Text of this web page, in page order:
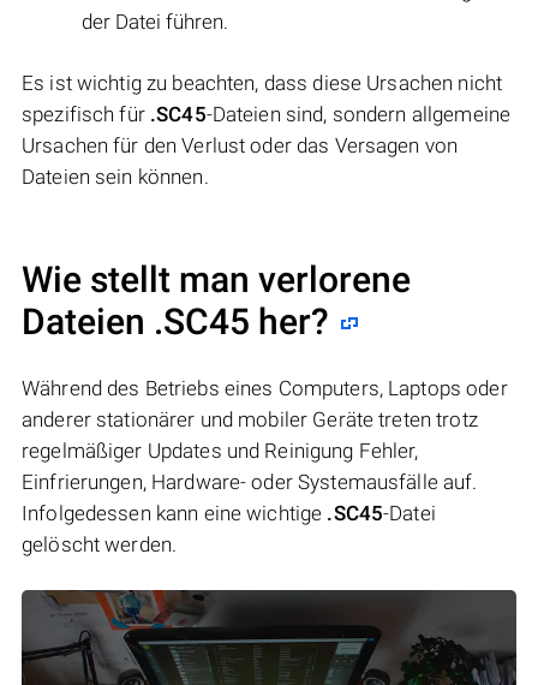
der Datei führen.
Es ist wichtig zu beachten, dass diese Ursachen nicht
spezifisch für .SC45-Dateien sind, sondern allgemeine
Ursachen für den Verlust oder das Versagen von
Dateien sein können.
Wie stellt man verlorene
Dateien .SC45 her?
Während des Betriebs eines Computers, Laptops oder
anderer stationärer und mobiler Geräte treten trotz
regelmäßiger Updates und Reinigung Fehler,
Einfrierungen, Hardware- oder Systemausfälle auf.
Infolgedessen kann eine wichtige .SC45-Datei
gelöscht werden.